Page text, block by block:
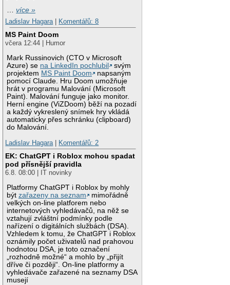
…více »
Ladislav Hagara
Komentářů: 8
MS Paint Doom
včera 12:44 | Humor
Mark Russinovich (CTO v Microsoft
Azure) se na LinkedIn pochlubil
svým
projektem MS Paint Doom
napsaným
pomocí Claude. Hru Doom umožňuje
hrát v programu Malování (Microsoft
Paint). Malování funguje jako monitor.
Herní engine (ViZDoom) běží na pozadí
a každý vykreslený snímek hry vkládá
automaticky přes schránku (clipboard)
do Malování.
Ladislav Hagara
Komentářů: 2
EK: ChatGPT i Roblox mohou spadat
pod přísnější pravidla
6.8. 08:00 | IT novinky
Platformy ChatGPT i Roblox by mohly
býtzařazeny na seznam
mimořádně
velkých on-line platforem nebo
internetových vyhledávačů, na něž se
vztahují zvláštní podmínky podle
nařízení o digitálních službách (DSA).
Vzhledem k tomu, že ChatGPT i Roblox
oznámily počet uživatelů nad prahovou
hodnotou DSA, je toto označení
„rozhodně možné“ a mohlo by „přijít
dříve či později“. On-line platformy a
vyhledávače zařazené na seznamy DSA
musejí